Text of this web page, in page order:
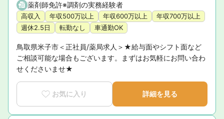
薬剤師免許※調剤の実務経験者
高収入 年収500万以上 年収600万以上
年収700万以上
週休2.5日
転勤なし 車通勤OK
鳥取県米子市＜正社員/薬局求人＞★給与面やシフト面など
ご相談可能な場合もございます。まずはお気軽にお問い合わ
せくださいませ★
お気に入り 詳細を見る